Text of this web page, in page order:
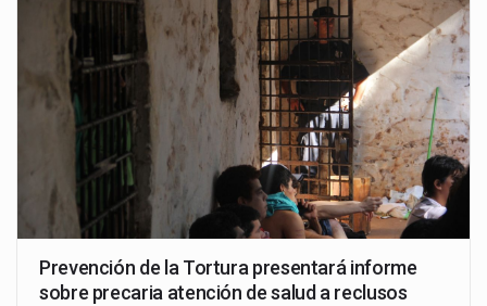
Prevención de la Tortura presentará informe
sobre precaria atención de salud a reclusos